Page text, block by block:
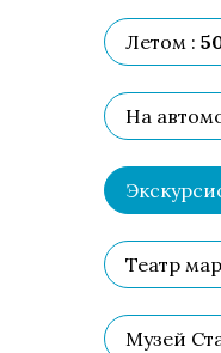
Летом :
На
Театр
Музей